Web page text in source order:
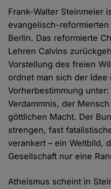
Frank-Walter Steinmeier
evangelisch-
Berlin. Das reformierte
Lehren Calvins
Vorstellung des freien
ordnet man sich der Idee
Vorherbestimmung
Verdammnis, der
göttlichen Macht. Der
strengen, fast
verankert – ein Weltbild,
Gesellschaft nur eine
Atheismus scheint in